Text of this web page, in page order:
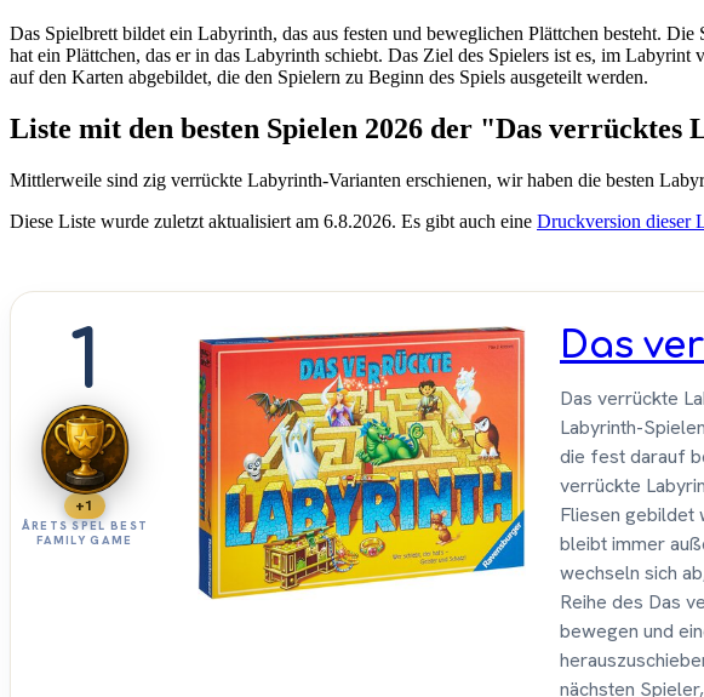
Das Spielbrett bildet ein Labyrinth, das aus festen und beweglichen Plättchen besteht.
hat ein Plättchen, das er in das Labyrinth schiebt. Das Ziel des Spielers ist es, im
auf den Karten abgebildet, die den Spielern zu Beginn des Spiels ausgeteilt werden.
Liste mit den besten Spielen 2026 der "Das
Mittlerweile sind zig verrückte Labyrinth-Varianten erschienen, wir haben die besten
Diese Liste wurde zuletzt aktualisiert am 6.8.2026. Es gibt auch eine Druckversion dieser
1
+1
ÅRETS SPEL BEST
FAMILY GAME
Das
Das verrückte
Labyrinth-
die fest darauf
verrückte
Fliesen gebildet
bleibt immer
wechseln sich
Reihe des Das
bewegen und
nächsten